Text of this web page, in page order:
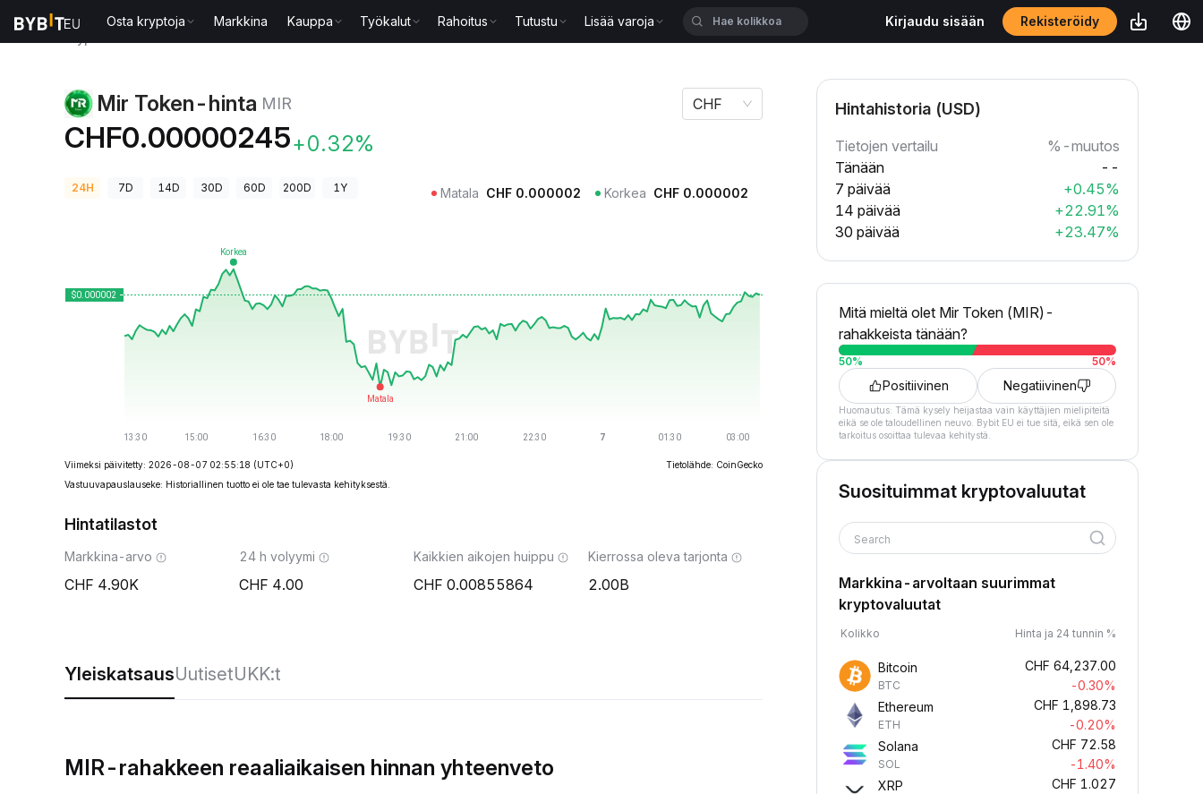
Osta kryptoja Markkina Kauppa Työkalut Rahoitus Tutustu Lisää varoja Kirjaudu sisään Rekisteröidy
Mir Token-hinta MIR
CHF0.00000245+0.32%
CHF
24H 7D 14D 30D 60D 200D 1Y Matala CHF 0.000002 Korkea CHF 0.000002
Viimeksi päivitetty: 2026-08-07 02:55:18 (UTC+0)
Tietolähde: CoinGecko
Vastuuvapauslauseke: Historiallinen tuotto ei ole tae tulevasta kehityksestä.
Hintatilastot
Markkina-arvo
4.90K
24 h volyymi
4.00
Kaikkien aikojen huippu
0.00855864
Kierrossa oleva tarjonta
2.00B
YleiskatsausUutisetUKK:t
MIR-rahakkeen reaaliaikaisen hinnan yhteenveto
Hintahistoria (USD)
Tietojen vertailu
%-muutos
Tänään
--
7 päivää
+0.45%
14 päivää
+22.91%
30 päivää
+23.47%
Mitä mieltä olet Mir Token (MIR)-
rahakkeista tänään?
50% 50%
Positiivinen Negatiivinen
Huomautus: Tämä kysely heijastaa vain käyttäjien mielipiteitä
eikä se ole taloudellinen neuvo. Bybit EU ei tue sitä, eikä sen ole
tarkoitus osoittaa tulevaa kehitystä.
Suosituimmat kryptovaluutat
Search
Markkina-arvoltaan suurimmat
kryptovaluutat
Kolikko Hinta ja 24 tunnin %
Bitcoin
BTC
CHF 64,237.00
-0.30%
Ethereum
ETH
CHF 1,898.73
-0.20%
Solana
SOL
CHF 72.58
-1.40%
XRP
CHF 1.027